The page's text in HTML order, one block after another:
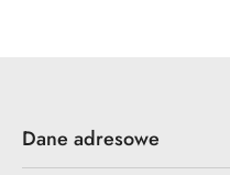
Dane adresowe